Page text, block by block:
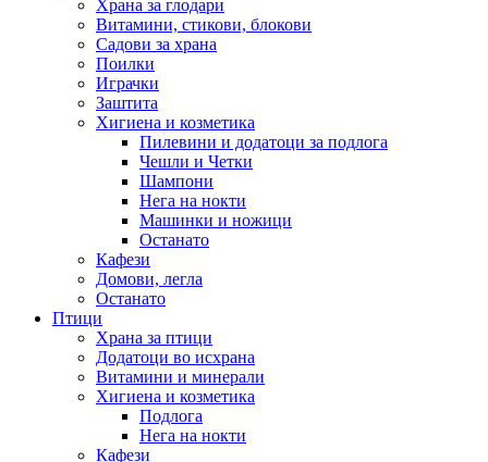
Храна за глодари
Витамини, стикови, блокови
Садови за храна
Поилки
Играчки
Заштита
Хигиена и козметика
Пилевини и додатоци за подлога
Чешли и Четки
Шампони
Нега на нокти
Машинки и ножици
Останато
Кафези
Домови, легла
Останато
Птици
Храна за птици
Додатоци во исхрана
Витамини и минерали
Хигиена и козметика
Подлога
Нега на нокти
Кафези